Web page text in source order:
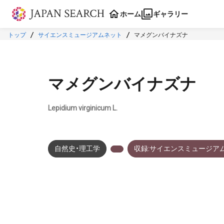
本文に飛ぶ
ホーム ギャラリー
トップ サイエンスミュージアムネット マメグンバイナズナ
マメグンバイナズナ
Lepidium virginicum L.
自然史・理工学 収録:サイエンスミュージア